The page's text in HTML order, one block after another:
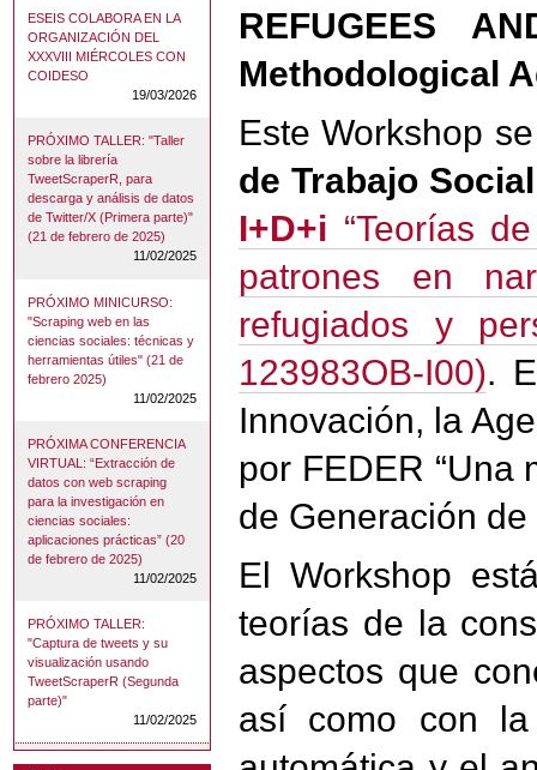
ESEIS COLABORA EN LA
ORGANIZACIÓN DEL
XXXVIII MIÉRCOLES CON
COIDESO
19/03/2026
PRÓXIMO TALLER: "Taller
sobre la librería
TweetScraperR, para
descarga y análisis de datos
de Twitter/X (Primera parte)"
(21 de febrero de 2025)
11/02/2025
PRÓXIMO MINICURSO:
"Scraping web en las
ciencias sociales: técnicas y
herramientas útiles" (21 de
febrero 2025)
11/02/2025
PRÓXIMA CONFERENCIA
VIRTUAL: “Extracción de
datos con web scraping
para la investigación en
ciencias sociales:
aplicaciones prácticas” (20
de febrero de 2025)
11/02/2025
PRÓXIMO TALLER:
"Captura de tweets y su
visualización usando
TweetScraperR (Segunda
parte)"
11/02/2025
REFUGEES
Methodological
Este Workshop
de Trabajo
I+D+i “Teorías
patrones en
refugiados y
123983OB-I00).
Innovación, la
por FEDER “Una
de Generación
El Workshop
teorías de la
aspectos que
así como con